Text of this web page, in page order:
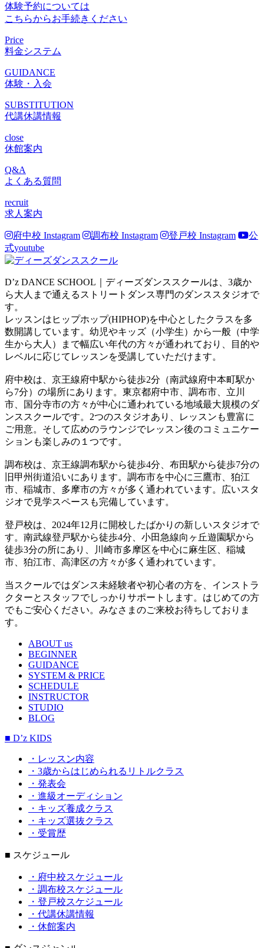
体験予約については
こちらからお手続きください
Price
料金システム
GUIDANCE
体験・入会
SUBSTITUTION
代講休講情報
close
休館案内
Q&A
よくある質問
recruit
求人案内
府中校 Instagram 調布校 Instagram 登戸校 Instagram
公
式youtube
D’z DANCE SCHOOL｜ディーズダンススクールは、3歳か
ら大人まで通えるストリートダンス専門のダンススタジオで
す。
レッスンはヒップホップ(HIPHOP)を中心としたクラスを多
数開講しています。幼児やキッズ（小学生）から一般（中学
生から大人）まで幅広い年代の方々が通われており、目的や
レベルに応じてレッスンを受講していただけます。
府中校は、京王線府中駅から徒歩2分（南武線府中本町駅か
ら7分）の場所にあります。東京都府中市、調布市、立川
市、国分寺市の方々が中心に通われている地域最大規模のダ
ンススクールです。2つのスタジオあり、レッスンも豊富に
ご用意。そして広めのラウンジでレッスン後のコミュニケー
ションも楽しみの１つです。
調布校は、京王線調布駅から徒歩4分、布田駅から徒歩7分の
旧甲州街道沿いにあります。調布市を中心に三鷹市、狛江
市、稲城市、多摩市の方々が多く通われています。広いスタ
ジオで見学スペースも完備しています。
登戸校は、2024年12月に開校したばかりの新しいスタジオで
す。南武線登戸駅から徒歩4分、小田急線向ヶ丘遊園駅から
徒歩3分の所にあり、川崎市多摩区を中心に麻生区、稲城
市、狛江市、高津区の方々が多く通われています。
当スクールではダンス未経験者や初心者の方を、インストラ
クターとスタッフでしっかりサポートします。はじめての方
でもご安心ください。みなさまのご来校お待ちしておりま
す。
ABOUT us
BEGINNER
GUIDANCE
SYSTEM & PRICE
SCHEDULE
INSTRUCTOR
STUDIO
BLOG
■ D’z KIDS
・レッスン内容
・3歳からはじめられるリトルクラス
・発表会
・進級オーディション
・キッズ養成クラス
・キッズ選抜クラス
・受賞歴
■ スケジュール
・府中校スケジュール
・調布校スケジュール
・登戸校スケジュール
・代講休講情報
・休館案内